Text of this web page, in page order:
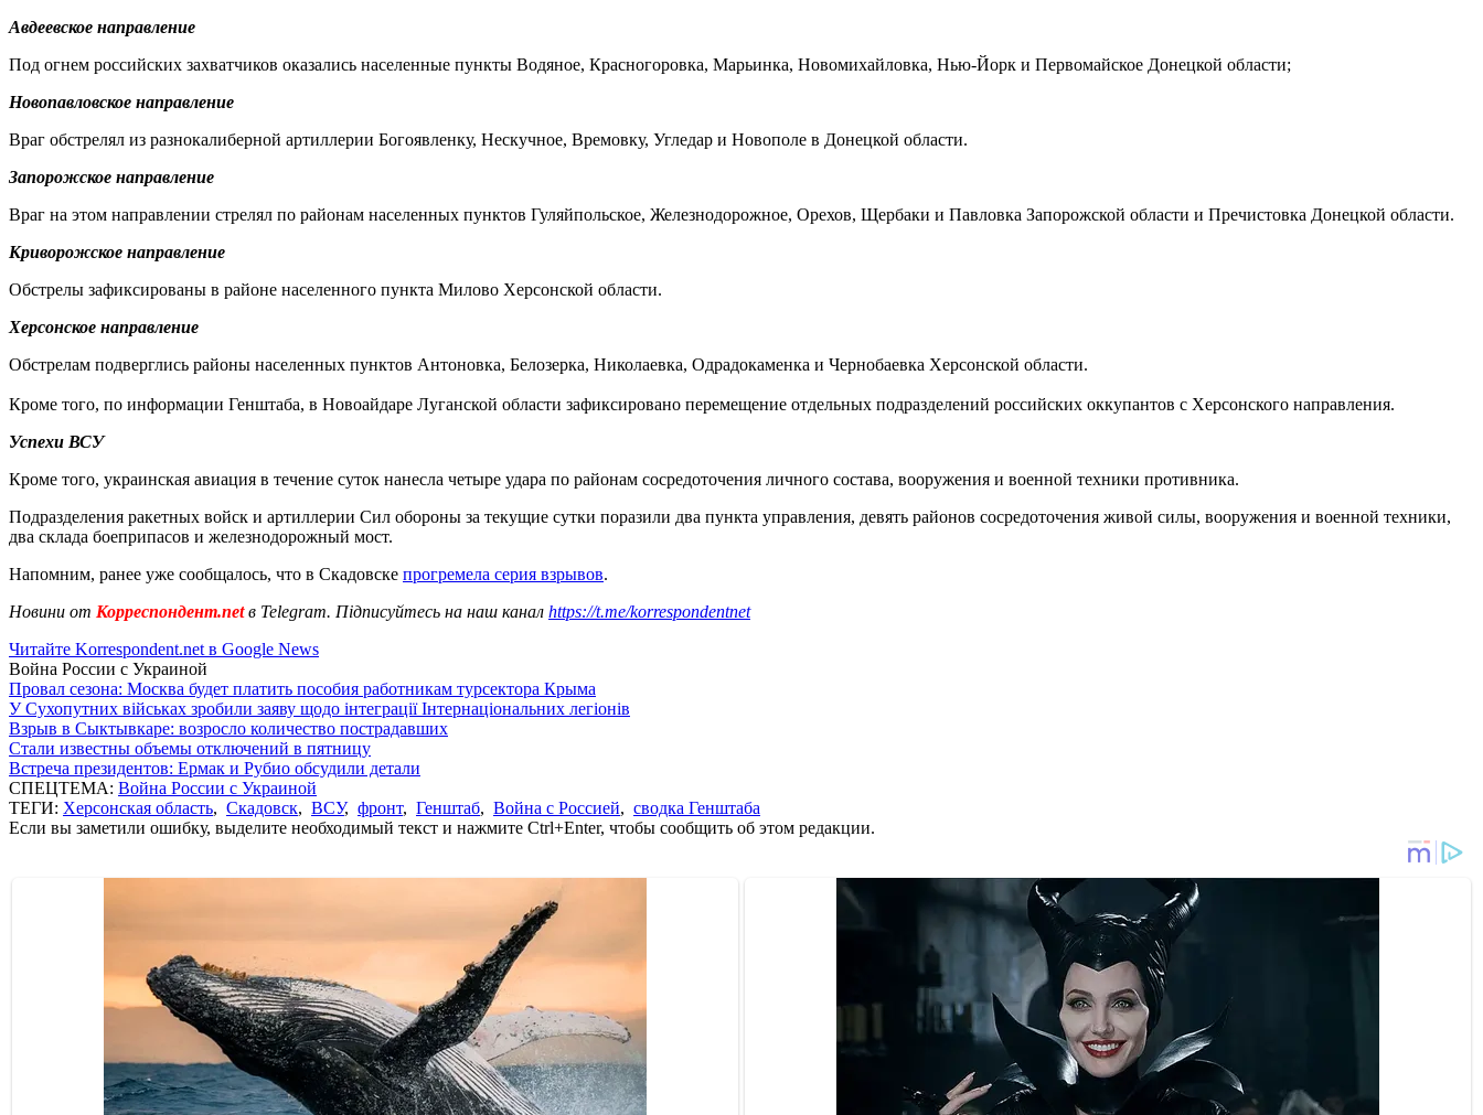
Авдеевское направление
Под огнем российских захватчиков оказались населенные пункты Водяное, Красногоровка, Марьинка, Новомихайловка, Нью-Йорк и Первомайское Донецкой области;
Новопавловское направление
Враг обстрелял из разнокалиберной артиллерии Богоявленку, Нескучное, Времовку, Угледар и Новополе в Донецкой области.
Запорожское направление
Враг на этом направлении стрелял по районам населенных пунктов Гуляйпольское, Железнодорожное, Орехов, Щербаки и Павловка Запорожской области и Пречистовка Донецкой области.
Криворожское направление
Обстрелы зафиксированы в районе населенного пункта Милово Херсонской области.
Херсонское направление
Обстрелам подверглись районы населенных пунктов Антоновка, Белозерка, Николаевка, Одрадокаменка и Чернобаевка Херсонской области.
Кроме того, по информации Генштаба, в Новоайдаре Луганской области зафиксировано перемещение отдельных подразделений российских оккупантов с Херсонского направления.
Успехи ВСУ
Кроме того, украинская авиация в течение суток нанесла четыре удара по районам сосредоточения личного состава, вооружения и военной техники противника.
Подразделения ракетных войск и артиллерии Сил обороны за текущие сутки поразили два пункта управления, девять районов сосредоточения живой силы, вооружения и военной техники,
два склада боеприпасов и железнодорожный мост.
Напомним, ранее уже сообщалось, что в Скадовске прогремела серия взрывов.
Новини от Корреспондент.netв Telegram. Підписуйтесь на наш канал https://t.me/korrespondentnet
Читайте Korrespondent.net в Google News
Война России с Украиной
Провал сезона: Москва будет платить пособия работникам турсектора Крыма
У Сухопутних військах зробили заяву щодо інтеграції Інтернаціональних легіонів
Взрыв в Сыктывкаре: возросло количество пострадавших
Стали известны объемы отключений в пятницу
Встреча президентов: Ермак и Рубио обсудили детали
СПЕЦТЕМА: Война России с Украиной
ТЕГИ: Херсонская область, Скадовск, ВСУ, фронт, Генштаб, Война с Россией, сводка Генштаба
Если вы заметили ошибку, выделите необходимый текст и нажмите Ctrl+Enter, чтобы сообщить об этом редакции.